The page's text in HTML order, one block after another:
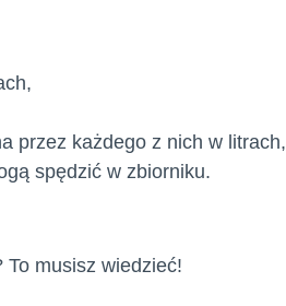
przez każdego z nich w litrach,
spędzić w zbiorniku.
To musisz wiedzieć!